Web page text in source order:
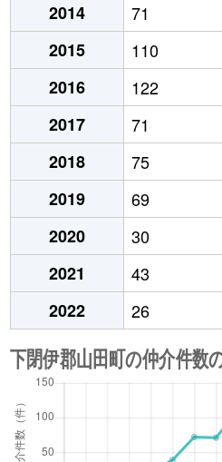
2014
71
2015
110
2016
122
2017
71
2018
75
2019
69
2020
30
2021
43
2022
26